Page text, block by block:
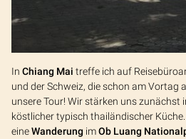
In Chiang Mai treffe ich auf
und der Schweiz, die schon am Vortag
unsere Tour! Wir stärken uns zunächst
köstlicher typisch thailändischer
eineWanderung imOb Luang